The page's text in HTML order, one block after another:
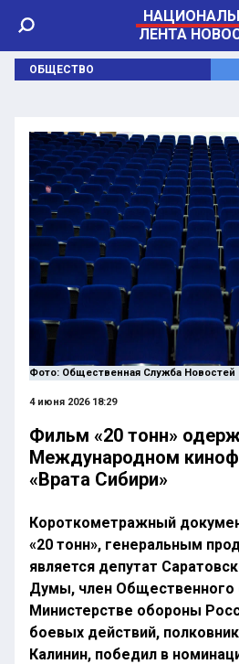
ЛЕНТА
ОБЩЕСТВО
Фото: Общественная Служба Новостей
4 июня 2026 18:29
Фильм «20 тонн»
Международном
«Врата Сибири»
Короткометражный
«20 тонн», генеральным
является депутат
Думы, член Общественного
Министерстве обороны
боевых действий,
Калинин, победил в